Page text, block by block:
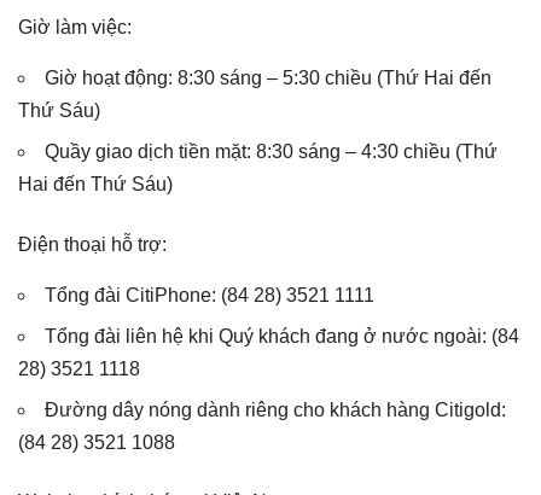
Giờ làm việc:
Giờ hoạt động: 8:30 sáng – 5:30 chiều (Thứ Hai đến
Thứ Sáu)
Quầy giao dịch tiền mặt: 8:30 sáng – 4:30 chiều (Thứ
Hai đến Thứ Sáu)
Điện thoại hỗ trợ:
Tổng đài CitiPhone: (84 28) 3521 1111
Tổng đài liên hệ khi Quý khách đang ở nước ngoài: (84
28) 3521 1118
Đường dây nóng dành riêng cho khách hàng Citigold:
(84 28) 3521 1088